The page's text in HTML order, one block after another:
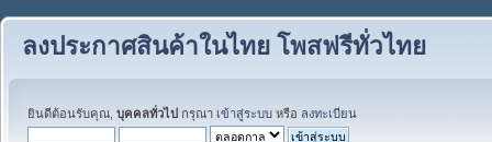
ลงประกาศสินค้าในไทย โพสฟรีทั่วไทย
ยินดีต้อนรับคุณ, บุคคลทั่วไป กรุณา เข้าสู่ระบบ หรือ ลงทะเบียน